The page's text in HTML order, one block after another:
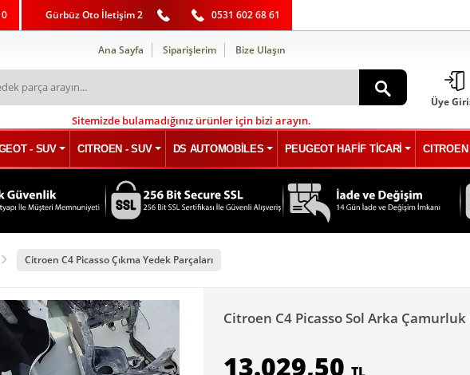
Gürbüz Oto İletişim 2 0531 602 68 61
Ana Sayfa Siparişlerim Bize Ulaşın
Sitemizde bulamadığınız ürünler için bizi arayın.
Üye
- SUV CITROEN - SUV DS AUTOMOBİLES PEUGEOT HAFİF TİCARİ CITROEN
Citroen C4 Picasso Çıkma Yedek Parçaları
Citroen C4 Picasso Sol Arka
13.029,50